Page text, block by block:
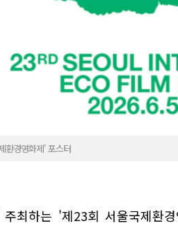
환경영화제' 포스터
주최하는 '제23회 서울국제환